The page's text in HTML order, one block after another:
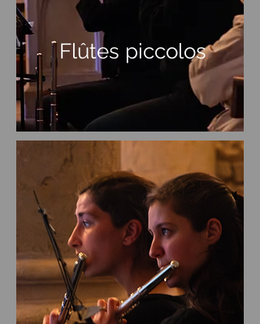
Flûtes piccolos